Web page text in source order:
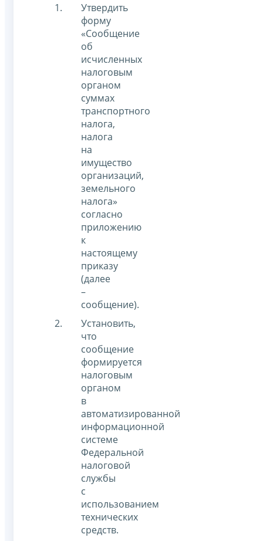
Утвердить
форму
«Сообщение
об
исчисленных
налоговым
органом
суммах
транспортного
налога,
налога
на
имущество
организаций,
земельного
налога»
согласно
приложению
к
настоящему
приказу
(далее
–
сообщение).
Установить,
что
сообщение
формируется
налоговым
органом
в
автоматизированной
информационной
системе
Федеральной
налоговой
службы
с
использованием
технических
средств.